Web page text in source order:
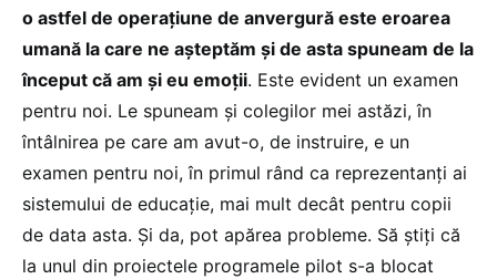
o astfel de operațiune de anvergură este eroarea
umană la care ne așteptăm și de asta spuneam de la
început că am și eu emoții. Este evident un examen
pentru noi. Le spuneam și colegilor mei astăzi, în
întâlnirea pe care am avut-o, de instruire, e un
examen pentru noi, în primul rând ca reprezentanți ai
sistemului de educație, mai mult decât pentru copii
de data asta. Și da, pot apărea probleme. Să știți că
la unul din proiectele programele pilot s-a blocat